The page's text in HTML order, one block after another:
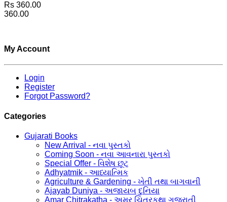
Rs 360.00
360.00
My Account
Login
Register
Forgot Password?
Categories
Gujarati Books
New Arrival - નવા પુસ્તકો
Coming Soon - નવા આવનારા પુસ્તકો
Special Offer - વિશેષ છૂટ
Adhyatmik - આધ્યાત્મિક
Agriculture & Gardening - ખેતી તથા બાગવાની
Ajayab Duniya - અજાયબ દુનિયા
Amar Chitrakatha - અમર ચિત્રકથા ગુજરાતી